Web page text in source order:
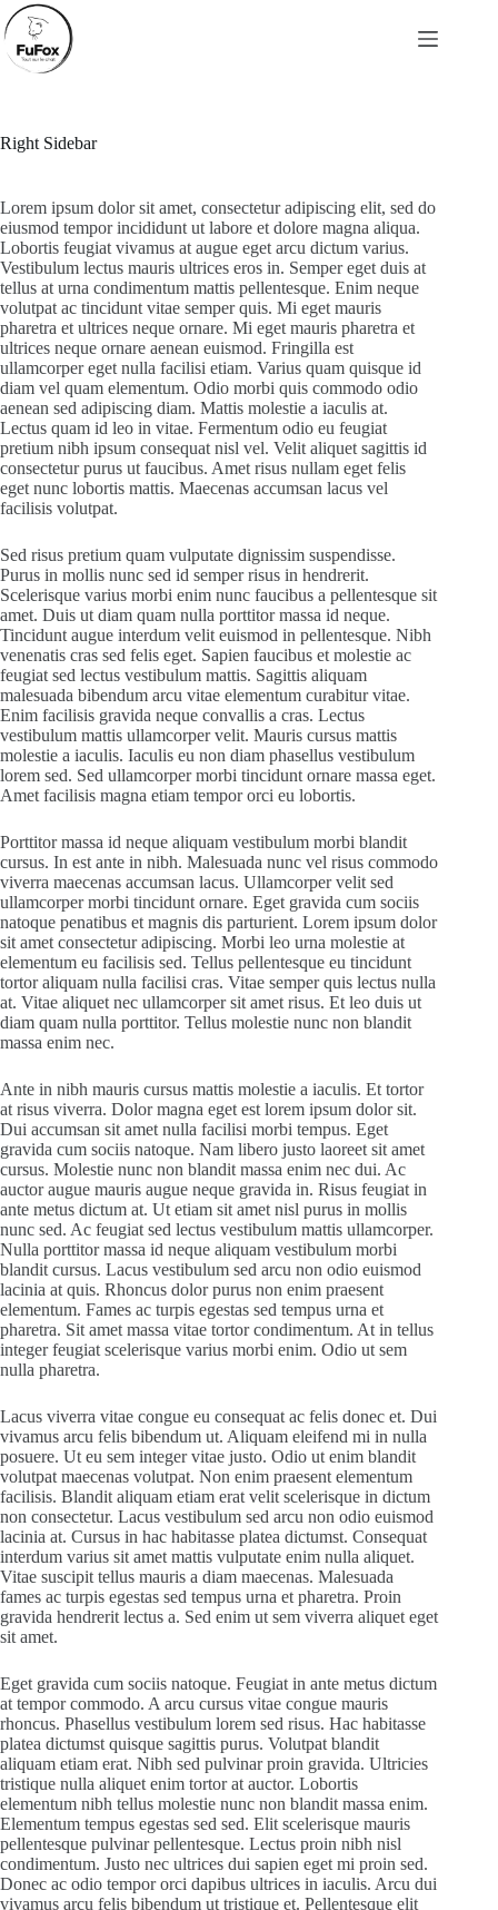
Passer
au
contenu
Right Sidebar
Lorem ipsum dolor sit amet, consectetur adipiscing elit, sed do
eiusmod tempor incididunt ut labore et dolore magna aliqua.
Lobortis feugiat vivamus at augue eget arcu dictum varius.
Vestibulum lectus mauris ultrices eros in. Semper eget duis at
tellus at urna condimentum mattis pellentesque. Enim neque
volutpat ac tincidunt vitae semper quis. Mi eget mauris
pharetra et ultrices neque ornare. Mi eget mauris pharetra et
ultrices neque ornare aenean euismod. Fringilla est
ullamcorper eget nulla facilisi etiam. Varius quam quisque id
diam vel quam elementum. Odio morbi quis commodo odio
aenean sed adipiscing diam. Mattis molestie a iaculis at.
Lectus quam id leo in vitae. Fermentum odio eu feugiat
pretium nibh ipsum consequat nisl vel. Velit aliquet sagittis id
consectetur purus ut faucibus. Amet risus nullam eget felis
eget nunc lobortis mattis. Maecenas accumsan lacus vel
facilisis volutpat.
Sed risus pretium quam vulputate dignissim suspendisse.
Purus in mollis nunc sed id semper risus in hendrerit.
Scelerisque varius morbi enim nunc faucibus a pellentesque sit
amet. Duis ut diam quam nulla porttitor massa id neque.
Tincidunt augue interdum velit euismod in pellentesque. Nibh
venenatis cras sed felis eget. Sapien faucibus et molestie ac
feugiat sed lectus vestibulum mattis. Sagittis aliquam
malesuada bibendum arcu vitae elementum curabitur vitae.
Enim facilisis gravida neque convallis a cras. Lectus
vestibulum mattis ullamcorper velit. Mauris cursus mattis
molestie a iaculis. Iaculis eu non diam phasellus vestibulum
lorem sed. Sed ullamcorper morbi tincidunt ornare massa eget.
Amet facilisis magna etiam tempor orci eu lobortis.
Porttitor massa id neque aliquam vestibulum morbi blandit
cursus. In est ante in nibh. Malesuada nunc vel risus commodo
viverra maecenas accumsan lacus. Ullamcorper velit sed
ullamcorper morbi tincidunt ornare. Eget gravida cum sociis
natoque penatibus et magnis dis parturient. Lorem ipsum dolor
sit amet consectetur adipiscing. Morbi leo urna molestie at
elementum eu facilisis sed. Tellus pellentesque eu tincidunt
tortor aliquam nulla facilisi cras. Vitae semper quis lectus nulla
at. Vitae aliquet nec ullamcorper sit amet risus. Et leo duis ut
diam quam nulla porttitor. Tellus molestie nunc non blandit
massa enim nec.
Ante in nibh mauris cursus mattis molestie a iaculis. Et tortor
at risus viverra. Dolor magna eget est lorem ipsum dolor sit.
Dui accumsan sit amet nulla facilisi morbi tempus. Eget
gravida cum sociis natoque. Nam libero justo laoreet sit amet
cursus. Molestie nunc non blandit massa enim nec dui. Ac
auctor augue mauris augue neque gravida in. Risus feugiat in
ante metus dictum at. Ut etiam sit amet nisl purus in mollis
nunc sed. Ac feugiat sed lectus vestibulum mattis ullamcorper.
Nulla porttitor massa id neque aliquam vestibulum morbi
blandit cursus. Lacus vestibulum sed arcu non odio euismod
lacinia at quis. Rhoncus dolor purus non enim praesent
elementum. Fames ac turpis egestas sed tempus urna et
pharetra. Sit amet massa vitae tortor condimentum. At in tellus
integer feugiat scelerisque varius morbi enim. Odio ut sem
nulla pharetra.
Lacus viverra vitae congue eu consequat ac felis donec et. Dui
vivamus arcu felis bibendum ut. Aliquam eleifend mi in nulla
posuere. Ut eu sem integer vitae justo. Odio ut enim blandit
volutpat maecenas volutpat. Non enim praesent elementum
facilisis. Blandit aliquam etiam erat velit scelerisque in dictum
non consectetur. Lacus vestibulum sed arcu non odio euismod
lacinia at. Cursus in hac habitasse platea dictumst. Consequat
interdum varius sit amet mattis vulputate enim nulla aliquet.
Vitae suscipit tellus mauris a diam maecenas. Malesuada
fames ac turpis egestas sed tempus urna et pharetra. Proin
gravida hendrerit lectus a. Sed enim ut sem viverra aliquet eget
sit amet.
Eget gravida cum sociis natoque. Feugiat in ante metus dictum
at tempor commodo. A arcu cursus vitae congue mauris
rhoncus. Phasellus vestibulum lorem sed risus. Hac habitasse
platea dictumst quisque sagittis purus. Volutpat blandit
aliquam etiam erat. Nibh sed pulvinar proin gravida. Ultricies
tristique nulla aliquet enim tortor at auctor. Lobortis
elementum nibh tellus molestie nunc non blandit massa enim.
Elementum tempus egestas sed sed. Elit scelerisque mauris
pellentesque pulvinar pellentesque. Lectus proin nibh nisl
condimentum. Justo nec ultrices dui sapien eget mi proin sed.
Donec ac odio tempor orci dapibus ultrices in iaculis. Arcu dui
vivamus arcu felis bibendum ut tristique et. Pellentesque elit